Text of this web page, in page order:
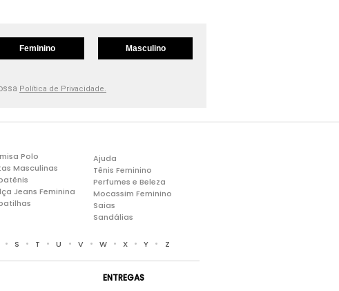
Feminino Masculino
Política de Privacidade.
Polo
Masculinas
Jeans Feminina
Ajuda
Tênis Feminino
Perfumes e Beleza
Mocassim Feminino
Saias
Sandálias
• S • T • U • V • W • X • Y • Z
ENTREGAS